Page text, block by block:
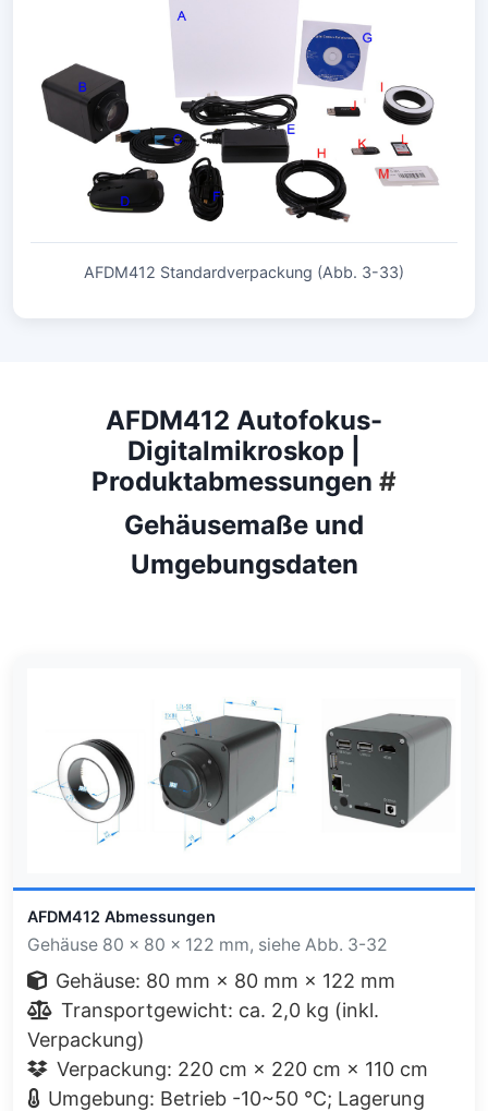
AFDM412 Standardverpackung (Abb. 3-33)
AFDM412 Autofokus-
Digitalmikroskop |
Produktabmessungen #
Gehäusemaße und
Umgebungsdaten
AFDM412 Abmessungen
Gehäuse 80 × 80 × 122 mm, siehe Abb. 3-32
Gehäuse: 80 mm × 80 mm × 122 mm
Transportgewicht: ca. 2,0 kg (inkl.
Verpackung)
Verpackung: 220 cm × 220 cm × 110 cm
Umgebung: Betrieb -10~50 °C; Lagerung